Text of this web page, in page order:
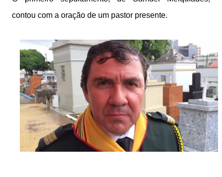
contou com a oração de um pastor presente.